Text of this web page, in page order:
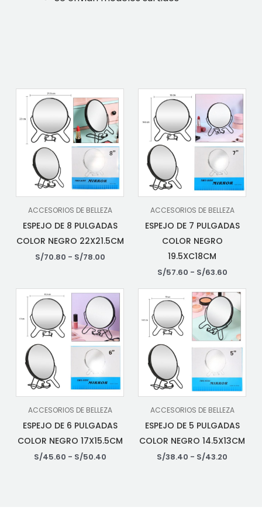
ACCESORIOS DE BELLEZA
ESPEJO DE 8 PULGADAS
COLOR NEGRO 22X21.5CM
S/70.80 - S/78.00
ACCESORIOS DE BELLEZA
ESPEJO DE 7 PULGADAS
COLOR NEGRO
19.5XC18CM
S/57.60 - S/63.60
ACCESORIOS DE BELLEZA
ESPEJO DE 6 PULGADAS
COLOR NEGRO 17X15.5CM
S/45.60 - S/50.40
ACCESORIOS DE BELLEZA
ESPEJO DE 5 PULGADAS
COLOR NEGRO 14.5X13CM
S/38.40 - S/43.20